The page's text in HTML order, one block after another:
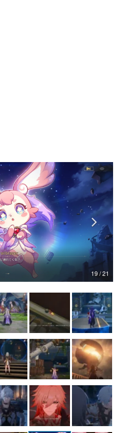
面白い？
氏がゲームの魅力を画面や操作の
明かしていく、硬派で骨太な評論連載
日本語
「ラスボス」… ゲームにまつわる言葉
を、コンピューター文化史研究家・タ
査。
19 / 21